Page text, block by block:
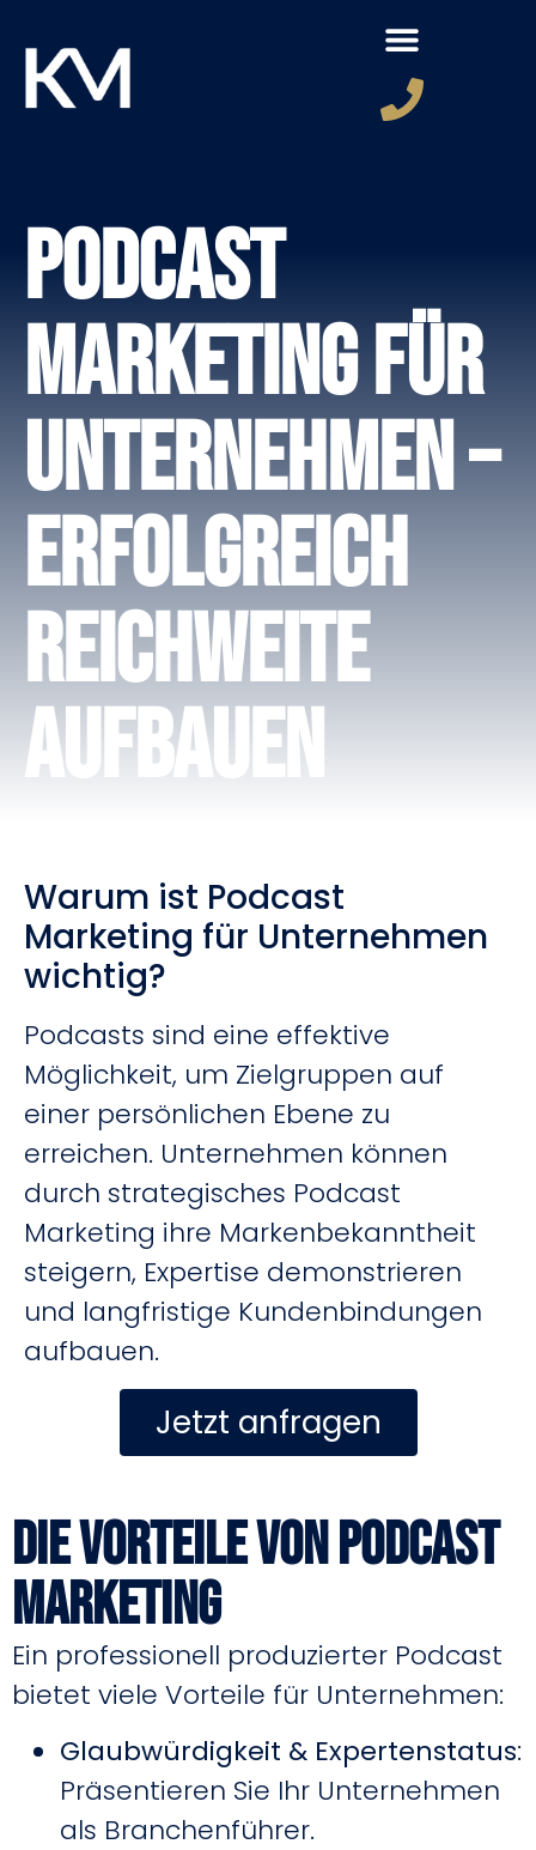
Podcast
Marketing für
Unternehmen –
Erfolgreich
Reichweite
aufbauen
Warum ist Podcast
Marketing für Unternehmen
wichtig?
Podcasts sind eine effektive
Möglichkeit, um Zielgruppen auf
einer persönlichen Ebene zu
erreichen. Unternehmen können
durch strategisches Podcast
Marketing ihre Markenbekanntheit
steigern, Expertise demonstrieren
und langfristige Kundenbindungen
aufbauen.
Jetzt anfragen
Die Vorteile von Podcast
Marketing
Ein professionell produzierter Podcast
bietet viele Vorteile für Unternehmen:
Glaubwürdigkeit & Expertenstatus:
Präsentieren Sie Ihr Unternehmen
als Branchenführer.